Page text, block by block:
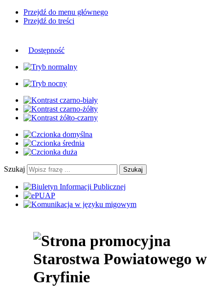
Przejdź do menu głównego
Przejdź do treści
Dostępność
Szukaj Szukaj